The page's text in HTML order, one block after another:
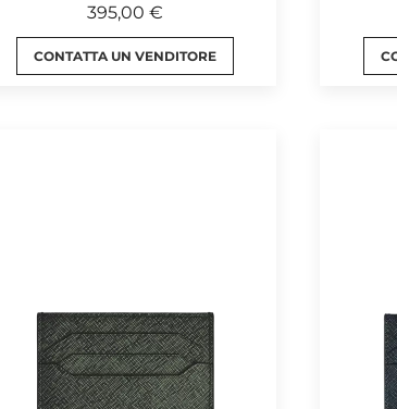
395,00 €
CONTATTA UN VENDITORE